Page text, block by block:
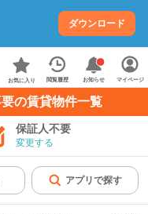
ダウンロード
お気に入り 閲覧履歴 お知らせ マイページ
の賃貸物件一覧
保証人不要
変更する
アプリで探す